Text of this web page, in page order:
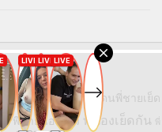
บ
ยเย็ดพี่สาว น้องสาวโดนพี่ชายเย็ด
พี่ชายน้องสาว พี่น้องเย็ดกัน